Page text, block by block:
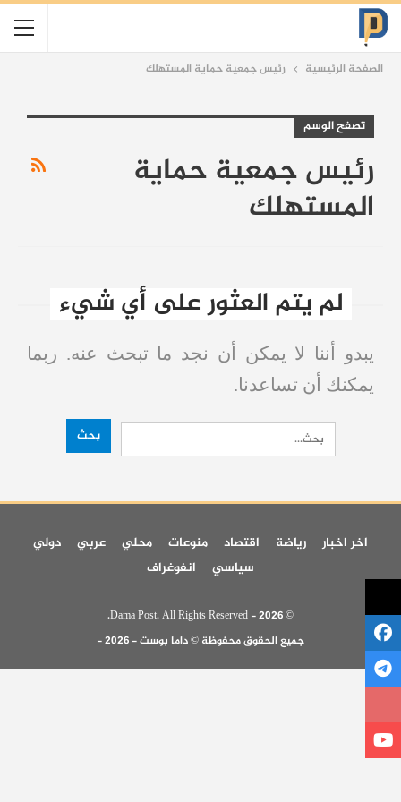
الصفحة الرئيسية رئيس جمعية حماية المستهلك
تصفح الوسم
رئيس جمعية حماية
المستهلك
لم يتم العثور على أي شيء
يبدو أننا لا يمكن أن نجد ما تبحث عنه. ربما
يمكنك أن تساعدنا.
اخر اخبار رياضة اقتصاد منوعات محلي عربي
دولي
سياسي
انفوغراف
© 2026 - Dama Post. All Rights Reserved.
جميع الحقوق محفوظة © داما بوست - 2026 -